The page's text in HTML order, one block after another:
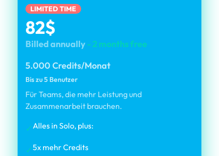
LIMITED TIME
82$
Billed annually- 2 months free
5.000 Credits/Monat
Bis zu 5 Benutzer
Für Teams, die mehr Leistung und
Zusammenarbeit brauchen.
✓Alles in Solo, plus:
✓5x mehr Credits